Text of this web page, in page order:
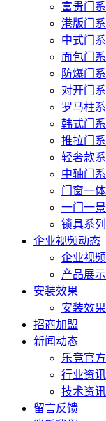
富贵门系
港版门系
中式门系
面包门系
防爆门
对开门系
罗马柱系
韩式门系
推拉门系
轻奢款系
中轴门系
门窗一
一门一
锁具系列
企业视频动态
企业视
产品展
安装效果
安装效果
招商加盟
新闻动态
乐竞官
行业资讯
技术资讯
留言反馈